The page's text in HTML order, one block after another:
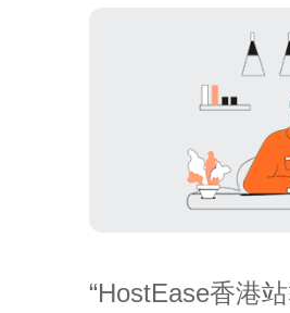
“HostEase香港